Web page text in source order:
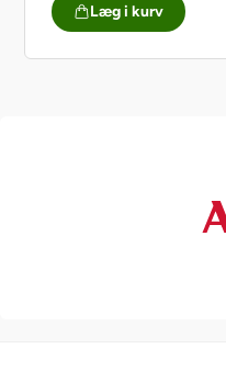
Læg i kurv